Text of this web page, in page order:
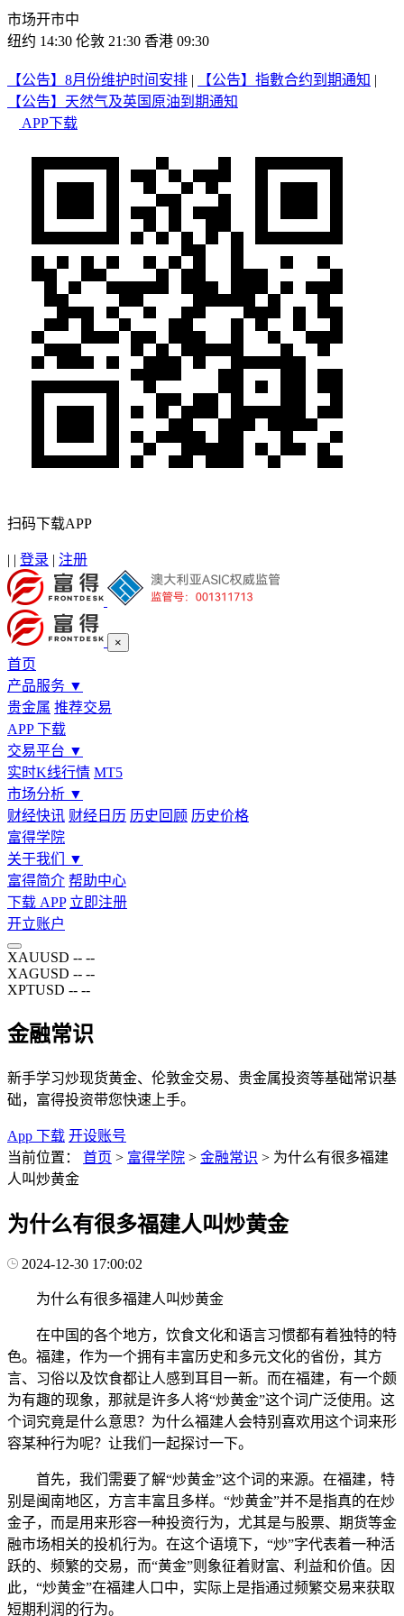
市场开市中
纽约 14:30 伦敦 21:30 香港 09:30
【公告】8月份维护时间安排 | 【公告】指數合约到期通知 |
【公告】天然气及英国原油到期通知
APP下载
扫码下载APP
| | 登录 | 注册
×
首页
产品服务 ▼
贵金属 推荐交易
APP 下载
交易平台 ▼
实时K线行情 MT5
市场分析 ▼
财经快讯 财经日历 历史回顾 历史价格
富得学院
关于我们
▼
富得简介 帮助中心
下载 APP 立即注册
开立账户
XAUUSD -- --
XAGUSD -- --
XPTUSD -- --
金融常识
新手学习炒现货黄金、伦敦金交易、贵金属投资等基础常识基
础，富得投资带您快速上手。
App 下载 开设账号
当前位置：
首页 > 富得学院 > 金融常识 > 为什么有很多福建
人叫炒黄金
为什么有很多福建人叫炒黄金
2024-12-30 17:00:02
为什么有很多福建人叫炒黄金
在中国的各个地方，饮食文化和语言习惯都有着独特的特
色。福建，作为一个拥有丰富历史和多元文化的省份，其方
言、习俗以及饮食都让人感到耳目一新。而在福建，有一个颇
为有趣的现象，那就是许多人将“炒黄金”这个词广泛使用。这
个词究竟是什么意思？为什么福建人会特别喜欢用这个词来形
容某种行为呢？让我们一起探讨一下。
首先，我们需要了解“炒黄金”这个词的来源。在福建，特
别是闽南地区，方言丰富且多样。“炒黄金”并不是指真的在炒
金子，而是用来形容一种投资行为，尤其是与股票、期货等金
融市场相关的投机行为。在这个语境下，“炒”字代表着一种活
跃的、频繁的交易，而“黄金”则象征着财富、利益和价值。因
此，“炒黄金”在福建人口中，实际上是指通过频繁交易来获取
短期利润的行为。